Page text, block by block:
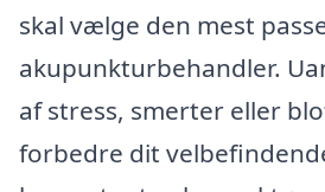
skal vælge den mest
akupunkturbehandler.
af stress, smerter eller
forbedre dit